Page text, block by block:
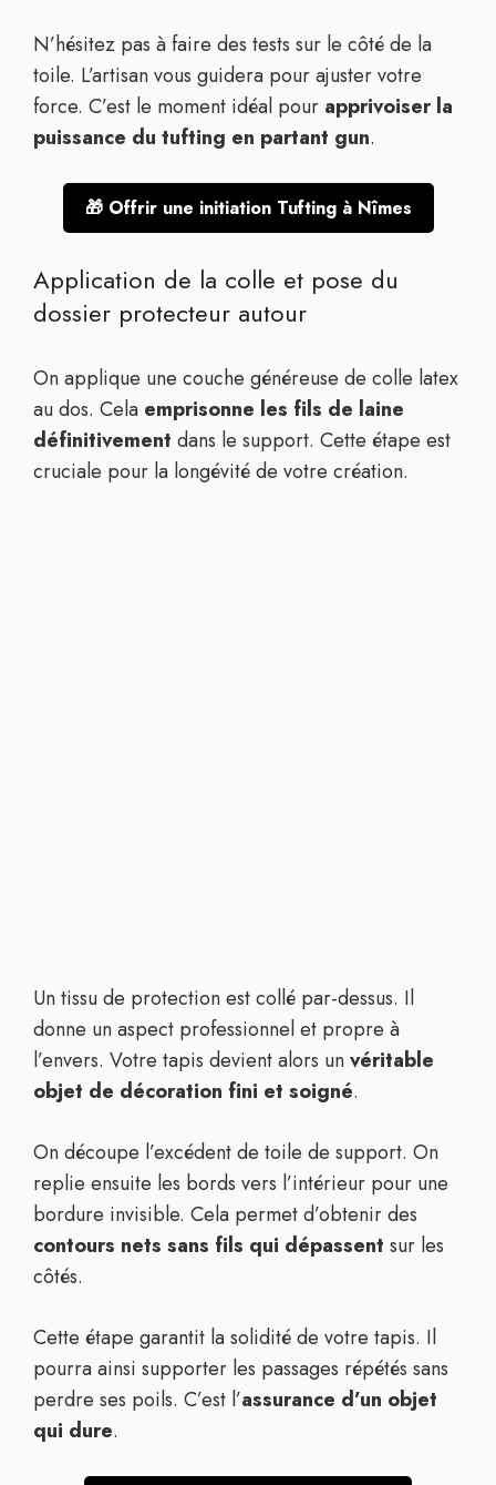
N’hésitez pas à faire des tests sur le côté de la
toile. L’artisan vous guidera pour ajuster votre
force. C’est le moment idéal pour apprivoiser la
puissance du tufting en partant gun.
🎁 Offrir une initiation Tufting à Nîmes
Application de la colle et pose du
dossier protecteur autour
On applique une couche généreuse de colle latex
au dos. Cela emprisonne les fils de laine
définitivement dans le support. Cette étape est
cruciale pour la longévité de votre création.
Un tissu de protection est collé par-dessus. Il
donne un aspect professionnel et propre à
l’envers. Votre tapis devient alors unvéritable
objet de décoration fini et soigné.
On découpe l’excédent de toile de support. On
replie ensuite les bords vers l’intérieur pour une
bordure invisible. Cela permet d’obtenir des
contours nets sans fils qui dépassent sur les
côtés.
Cette étape garantit la solidité de votre tapis. Il
pourra ainsi supporter les passages répétés sans
perdre ses poils. C’est l’assurance d’un objet
qui dure.